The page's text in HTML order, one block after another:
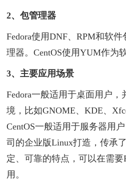
2、包管理器
Fedora使用DNF、RPM和软
理器。CentOS使用YUM作为
3、主要应用场景
Fedora一般适用于桌面用户
境，比如GNOME、KDE、
CentOS一般适用于服务器用
司的企业版Linux打造，传承
定、可靠的特点，可以在需
用。